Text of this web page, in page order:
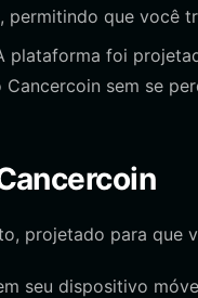
permitindo que você
plataforma foi
sem se
projetado para que
seu dispositivo